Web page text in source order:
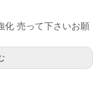
売って下さいお願